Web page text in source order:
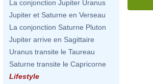
La conjonction Jupiter Uranus
Jupiter et Saturne en Verseau
La conjonction Saturne Pluton
Jupiter arrive en Sagittaire
Uranus transite le Taureau
Saturne transite le Capricorne
Lifestyle